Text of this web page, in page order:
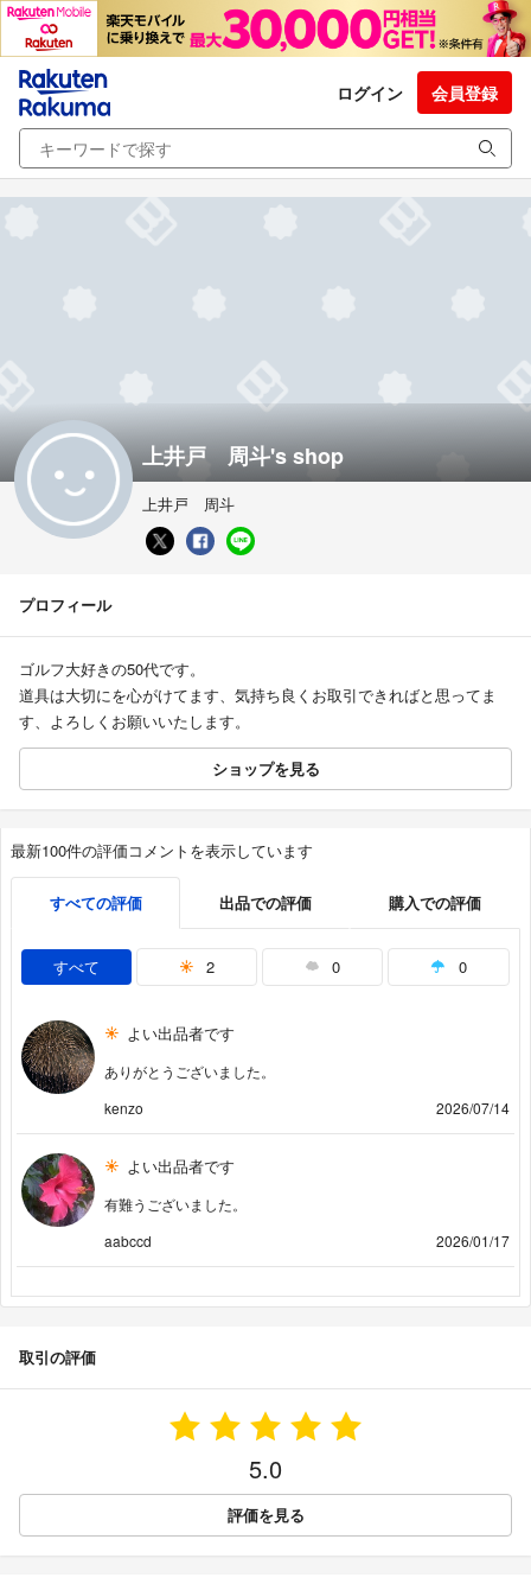
ログイン 会員登録
上井戸 周斗's shop
上井戸 周斗
プロフィール
ゴルフ大好きの50代です。
道具は大切にを心がけてます、気持ち良くお取引できればと思ってま
す、よろしくお願いいたします。
ショップを見る
最新100件の評価コメントを表示しています
すべての評価 出品での評価 購入での評価
すべて 2 0 0
よい出品者です
ありがとうございました。
kenzo
2026/07/14
よい出品者です
有難うございました。
aabccd
2026/01/17
取引の評価
5.0
評価を見る